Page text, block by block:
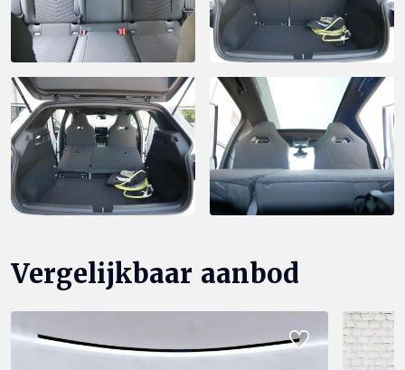
Vergelijkbaar aanbod